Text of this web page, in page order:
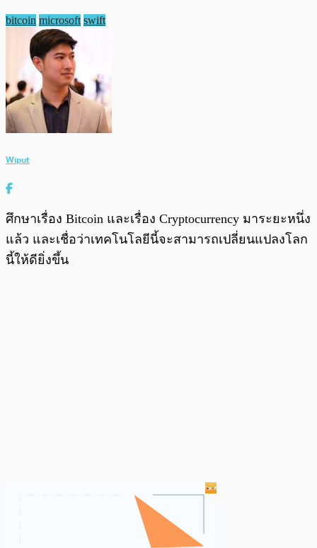
bitcoin microsoft swift
Wiput
ศึกษาเรื่อง Bitcoin และเรื่อง Cryptocurrency มาระยะหนึ่ง
แล้ว และเชื่อว่าเทคโนโลยีนี้จะสามารถเปลี่ยนแปลงโลก
นี้ให้ดียิ่งขึ้น